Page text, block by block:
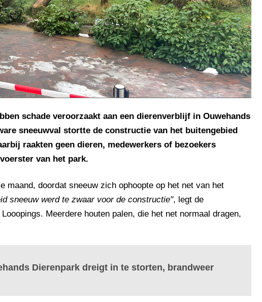
schade veroorzaakt aan een dierenverblijf in Ouwehands
sneeuwval stortte de constructie van het buitengebied
raakten geen dieren, medewerkers of bezoekers
van het park.
maand, doordat sneeuw zich ophoopte op het net van het
sneeuw werd te zwaar voor de constructie", legt de
Meerdere houten palen, die het net normaal dragen,
Dierenpark dreigt in te storten, brandweer